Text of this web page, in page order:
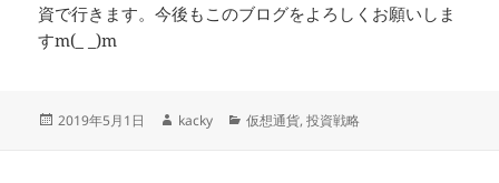
資で行きます。今後もこのブログをよろしくお願いしま
すm(_ _)m
投
2019年5月1日
作
kacky
カ
仮想通貨,投資戦略